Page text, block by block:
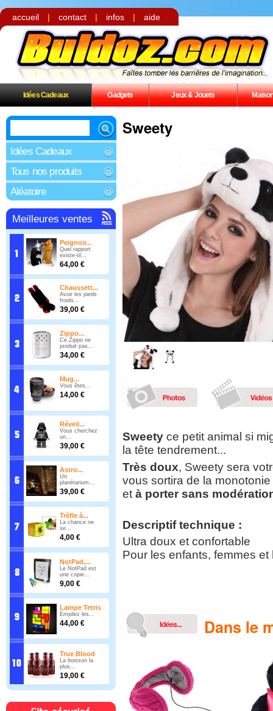
accueil | contact | infos | aide
Idées Cadeaux Gadgets Jeux & Jouets
Idées Cadeaux
Tous nos produits
Aléatoire
Meilleures ventes
Peignoir...
Quel rapport
existe-til...
64,00 €
Chaussett...
Avoir les pieds
froids...
39,00 €
Zippo...
Ce Zippo ne
produit pas...
34,00 €
Mug...
Vous êtes...
14,00 €
Réveil...
Vous cherchez
un...
39,00 €
Astro...
Un
planétarium...
39,00 €
Trèfle à...
La chance ne
se...
4,00 €
NotPad,...
Le NotPad est
une copie...
9,00 €
Lampe Tetris
Empilez les...
44,00 €
True Blood
La boisson la
plus...
19,00 €
Sweety
Sweety ce petit animal si
la tête tendrement...
Très doux, Sweety sera
vous sortira de la
et à porter sans
Descriptif technique :
Ultra doux et confortable
Pour les enfants, femmes et
Dans le